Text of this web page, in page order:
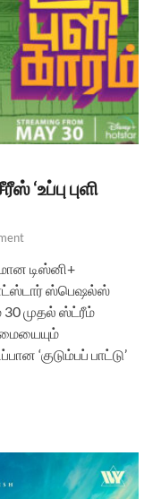
‘உப்பு புளி
டிஸ்னி+
ஸ்பெஷல்ஸ்
30 முதல் ஸ்ட்ரீம்
‘குடும்பப் பாட்டு’